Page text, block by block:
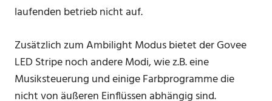
laufenden betrieb nicht auf.
Zusätzlich zum Ambilight Modus bietet der Govee
LED Stripe noch andere Modi, wie z.B. eine
Musiksteuerung und einige Farbprogramme die
nicht von äußeren Einflüssen abhängig sind.